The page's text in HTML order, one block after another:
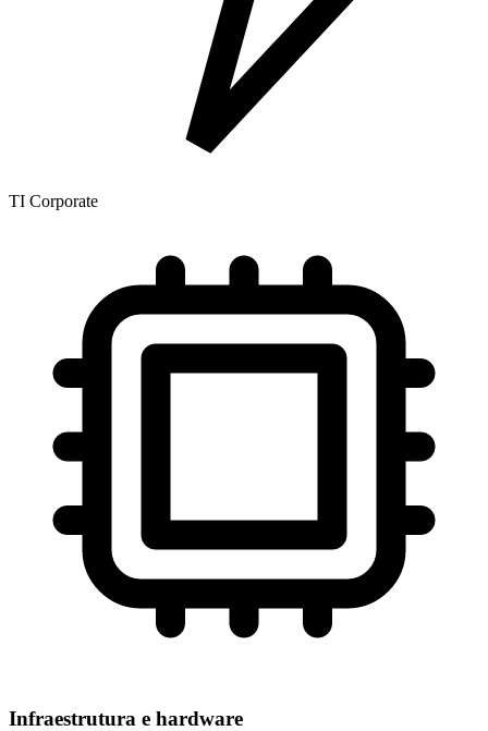
TI Corporate
Infraestrutura e hardware